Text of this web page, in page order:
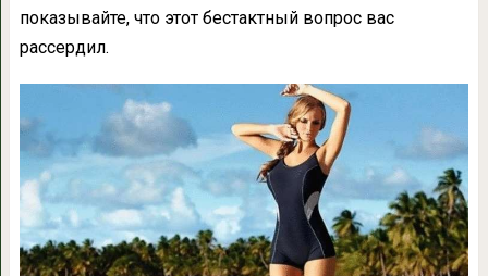
показывайте, что этот бестактный вопрос вас
рассердил.